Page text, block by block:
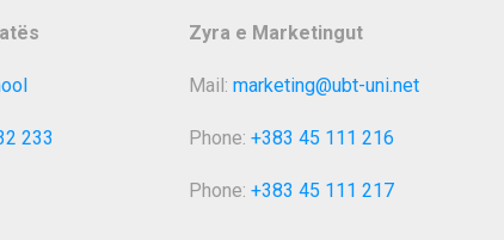
233
Zyra e Marketingut
Mail: marketing@ubt-uni.net
Phone: +383 45 111 216
Phone: +383 45 111 217